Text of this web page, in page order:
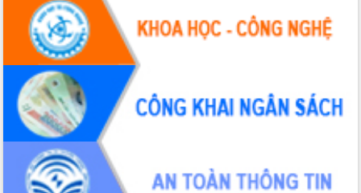
Ứng dụng sinh trắc học - Bước tiến
trong hành trình chuyển đổi số tại Đắk
Đắk Lắk nâng cao hiệu quả công tác
Đảng từ Sổ tay đảng viên điện tử
Đắk Lắk đẩy mạnh nuôi biển công
nghệ, hướng tới phát triển thủy sản
bền vững
Tập huấn nâng cao năng lực triển khai
chuyển đổi số cho cán bộ, công chức
cấp xã